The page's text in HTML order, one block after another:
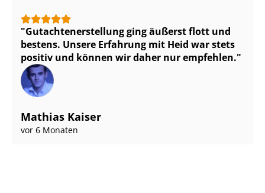
Gut­ach­ten­er­stel­lung ging äußerst flott und
bestens. Unsere Erfahrung mit Heid war stets
positiv und können wir daher nur empfehlen.
Mathias Kaiser
vor 6 Monaten